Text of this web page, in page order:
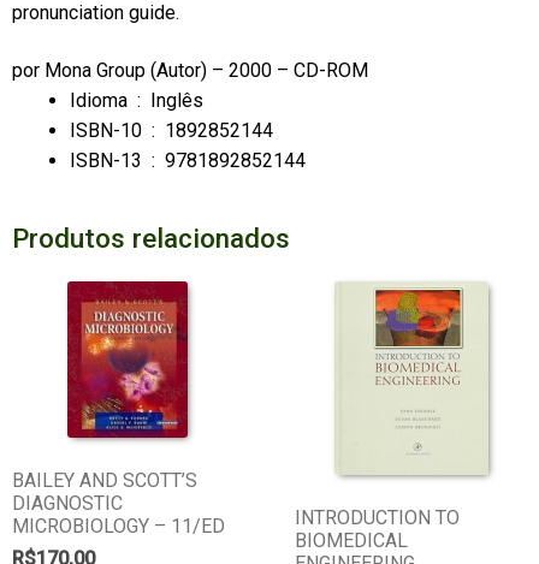
pronunciation guide.
por Mona Group (Autor) – 2000 – CD-ROM
Idioma ‏ : ‎ Inglês
ISBN-10 ‏ : ‎ 1892852144
ISBN-13 ‏ : ‎ 9781892852144
Produtos relacionados
BAILEY AND SCOTT’S
DIAGNOSTIC
MICROBIOLOGY – 11/ED
R$170,00
INTRODUCTION TO
BIOMEDICAL